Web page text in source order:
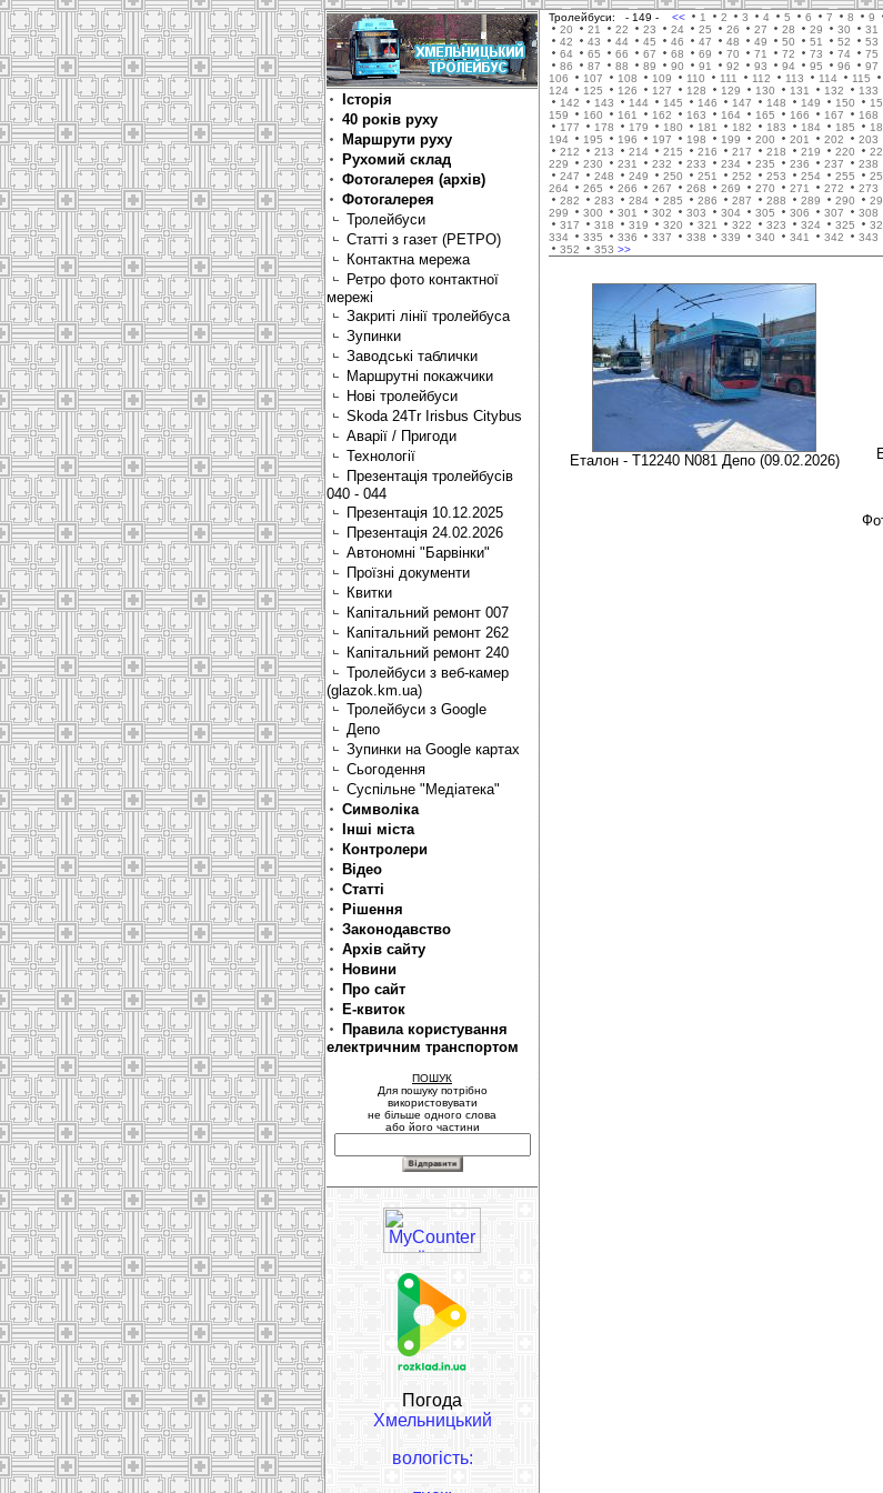
Історія
40 років руху
Маршрути руху
Рухомий склад
Фотогалерея (архів)
Фотогалерея
Тролейбуси
Статті з газет (РЕТРО)
Контактна мережа
Ретро фото контактної
мережі
Закриті лінії тролейбуса
Зупинки
Заводські таблички
Маршрутні покажчики
Нові тролейбуси
Skoda 24Tr Irisbus Citybus
Аварії / Пригоди
Технології
Презентація тролейбусів
040 - 044
Презентація 10.12.2025
Презентація 24.02.2026
Автономні "Барвінки"
Проїзні документи
Квитки
Капітальний ремонт 007
Капітальний ремонт 262
Капітальний ремонт 240
Тролейбуси з веб-камер
(glazok.km.ua)
Тролейбуси з Google
Депо
Зупинки на Google картах
Сьогодення
Суспільне "Медіатека"
Символіка
Інші міста
Контролери
Відео
Статті
Рішення
Законодавство
Архів сайту
Новини
Про сайт
Е-квиток
Правила користування
електричним транспортом
ПОШУК
Для пошуку потрібно
використовувати
не більше одного слова
або його частини
Погода
Хмельницький
вологість:
Тролейбуси: - 149 - << 1 2 3 4 5 6 7 8 9
20
21 22 23 24 25 26 27 28 29 30 31
42
43 44 45 46 47 48 49 50 51 52 53
64
65 66 67 68 69 70 71 72 73 74 75
86
87 88 89 90 91 92 93 94 95 96 97
106
107 108 109 110 111 112 113 114 115
124
125 126 127 128 129 130 131 132 133
142
143 144 145 146 147 148 149 150
159
160 161 162 163 164 165 166 167 168
177
178 179 180 181 182 183 184 185
194
195 196 197 198 199 200 201 202 203
212
213 214 215 216 217 218 219 220
229
230 231 232 233 234 235 236 237 238
247
248 249 250 251 252 253 254 255
264
265 266 267 268 269 270 271 272 273
282
283 284 285 286 287 288 289 290
299
300 301 302 303 304 305 306 307 308
317
318 319 320 321 322 323 324 325
334
335 336 337 338 339 340 341 342 343
352
353 >>
Еталон - Т12240 N081 Депо (09.02.2026)